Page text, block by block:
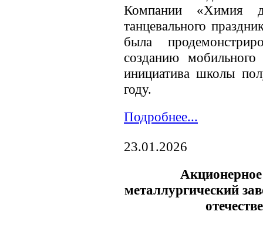
Компании «Химия
танцевального
была
созданию мобильного
инициатива школы
году.
Подробнее...
23.01.2026
металлургический